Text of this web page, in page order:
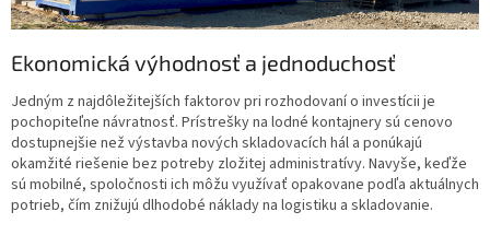
Ekonomická výhodnosť a jednoduchosť
Jedným z najdôležitejších faktorov pri rozhodovaní o investícii je
pochopiteľne návratnosť. Prístrešky na lodné kontajnery sú cenovo
dostupnejšie než výstavba nových skladovacích hál a ponúkajú
okamžité riešenie bez potreby zložitej administratívy. Navyše, keďže
sú mobilné, spoločnosti ich môžu využívať opakovane podľa aktuálnych
potrieb, čím znižujú dlhodobé náklady na logistiku a skladovanie.